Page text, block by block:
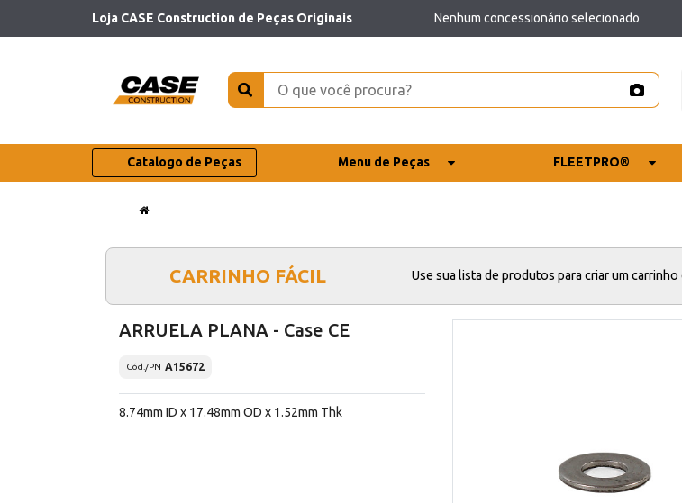
Loja CASE Construction de Peças Originais Nenhum concessionário selecionado
Catalogo de Peças Menu de Peças FLEETPRO®
CARRINHO FÁCIL Use sua lista de produtos para criar um carrinho
ARRUELA PLANA - Case CE
Cód./PN A15672
8.74mm ID x 17.48mm OD x 1.52mm Thk